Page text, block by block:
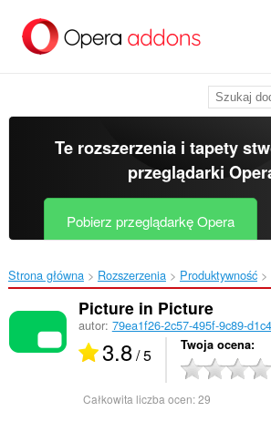
treści
Te rozszerzenia i tapety
przeglądarki
Pobierz przeglądarkę Opera
Strona główna Rozszerzenia Produktywność
Picture in Picture
autor: 79ea1f26-2c57-495f-9c89-
3.8/ 5 Twoja ocena
Całkowita liczba ocen:29